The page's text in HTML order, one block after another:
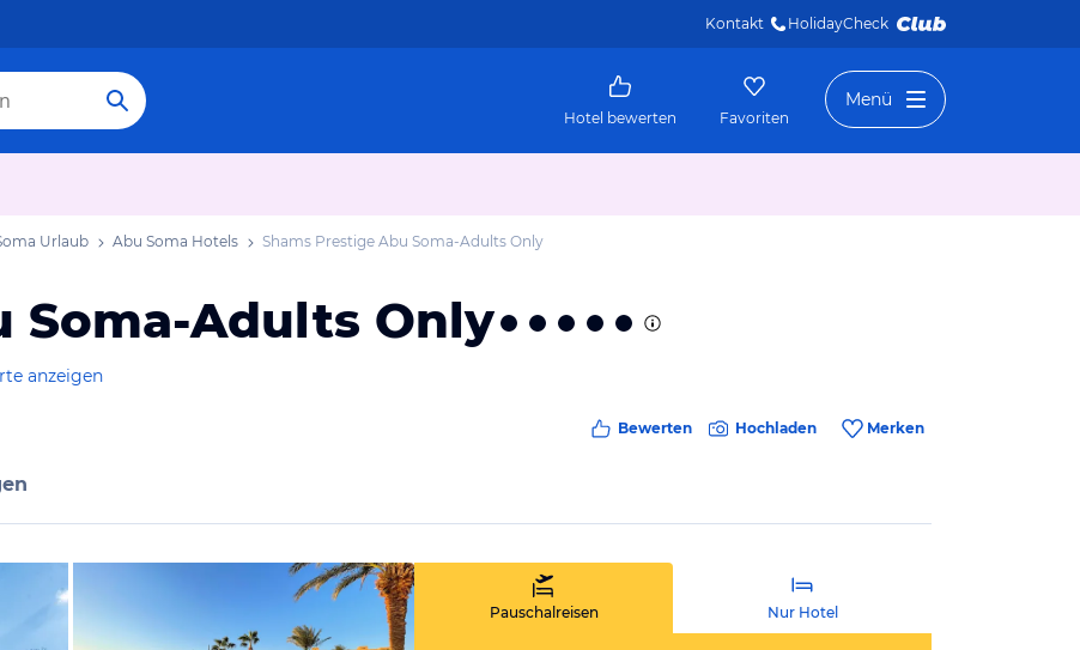
Kontakt HolidayCheck
Hotel bewerten Favoriten
Menü
Urlaub Abu Soma Hotels Shams Prestige Abu Soma-Adults Only
Soma-Adults Only
anzeigen
Bewerten Hochladen Merken
Pauschalreisen Nur Hotel